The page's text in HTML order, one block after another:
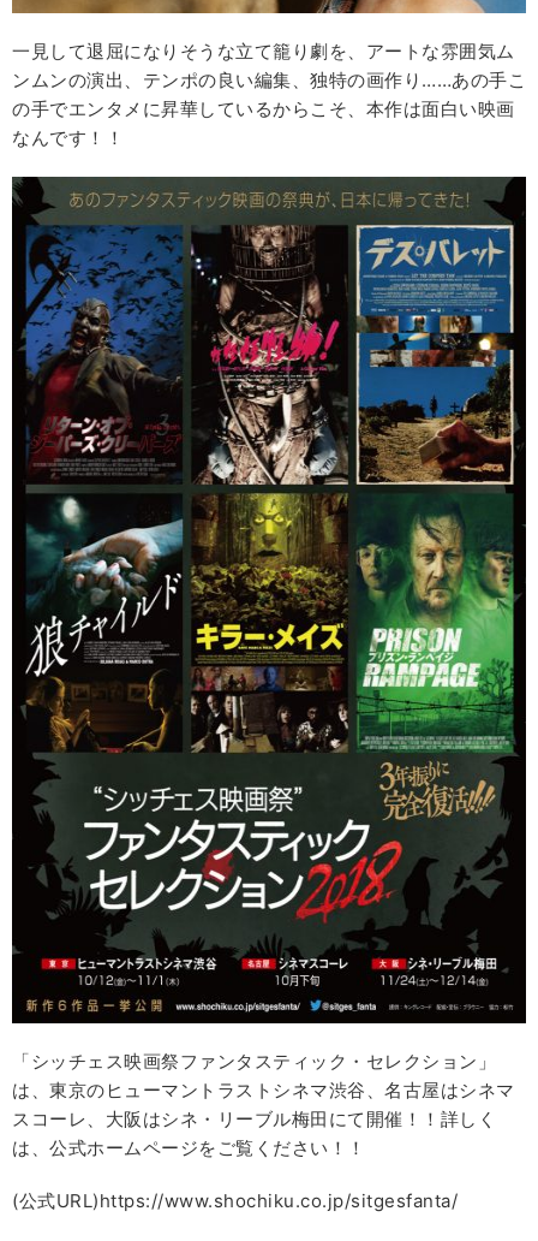
一見して退屈になりそうな立て籠り劇を、アートな雰囲気ム
ンムンの演出、テンポの良い編集、独特の画作り……あの手こ
の手でエンタメに昇華しているからこそ、本作は面白い映画
なんです！！
「シッチェス映画祭ファンタスティック・セレクション」
は、東京のヒューマントラストシネマ渋谷、名古屋はシネマ
スコーレ、大阪はシネ・リーブル梅田にて開催！！詳しく
は、公式ホームページをご覧ください！！
(公式URL)https://www.shochiku.co.jp/sitgesfanta/